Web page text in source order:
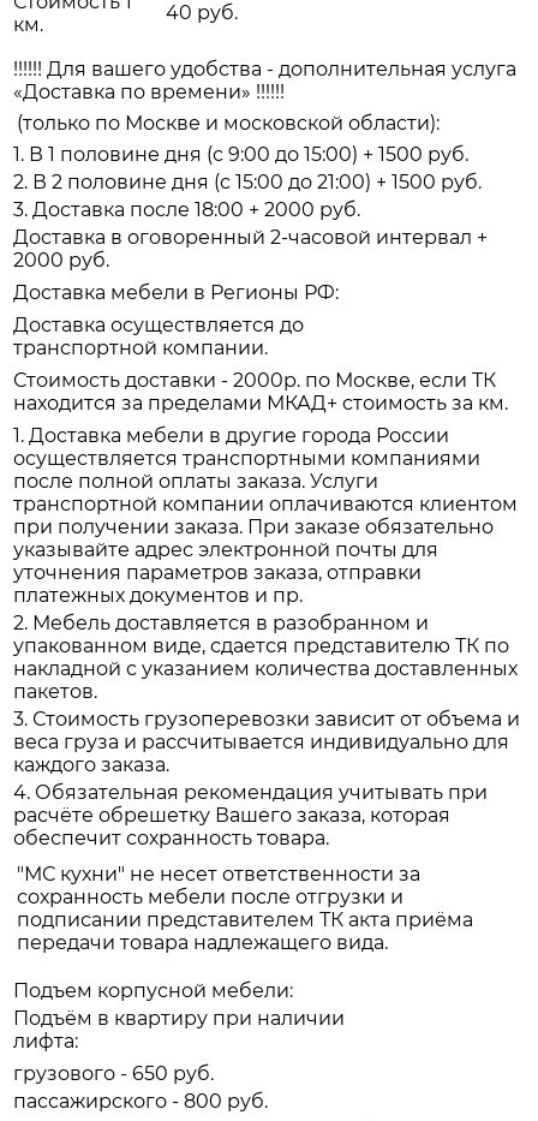
км.
40 руб.
!!!!!! Для вашего удобства - дополнительная услуга
«Доставка по времени» !!!!!!
(только по Москве и московской области):
1. В 1 половине дня (с 9:00 до 15:00) + 1500 руб.
2. В 2 половине дня (с 15:00 до 21:00) + 1500 руб.
3. Доставка после 18:00 + 2000 руб.
Доставка в оговоренный 2-часовой интервал +
2000 руб.
Доставка мебели в Регионы РФ:
Доставка осуществляется до
транспортной компании.
Стоимость доставки - 2000р. по Москве, если ТК
находится за пределами МКАД+ стоимость за км.
1. Доставка мебели в другие города России
осуществляется транспортными компаниями
после полной оплаты заказа. Услуги
транспортной компании оплачиваются клиентом
при получении заказа. При заказе обязательно
указывайте адрес электронной почты для
уточнения параметров заказа, отправки
платежных документов и пр.
2. Мебель доставляется в разобранном и
упакованном виде, сдается представителю ТК по
накладной с указанием количества доставленных
пакетов.
3. Стоимость грузоперевозки зависит от объема и
веса груза и рассчитывается индивидуально для
каждого заказа.
4. Обязательная рекомендация учитывать при
расчёте обрешетку Вашего заказа, которая
обеспечит сохранность товара.
"МС кухни" не несет ответственности за
сохранность мебели после отгрузки и
подписании представителем ТК акта приёма
передачи товара надлежащего вида.
Подъем корпусной мебели:
Подъём в квартиру при наличии
лифта:
грузового - 650 руб.
пассажирского - 800 руб.